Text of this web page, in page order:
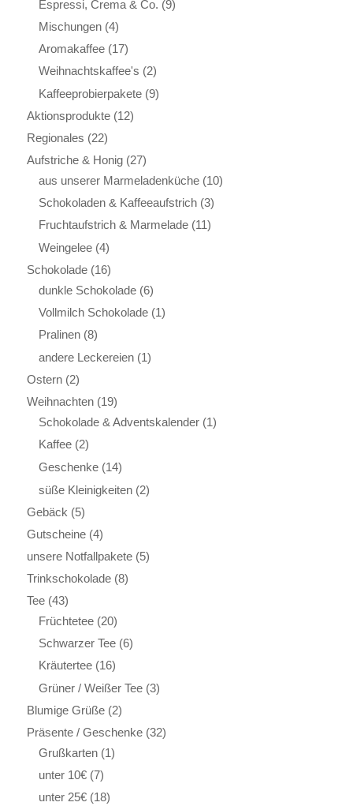
Espressi, Crema & Co. (9)
Mischungen (4)
Aromakaffee (17)
Weihnachtskaffee's (2)
Kaffeeprobierpakete (9)
Aktionsprodukte (12)
Regionales (22)
Aufstriche & Honig (27)
aus unserer Marmeladenküche (10)
Schokoladen & Kaffeeaufstrich (3)
Fruchtaufstrich & Marmelade (11)
Weingelee (4)
Schokolade (16)
dunkle Schokolade (6)
Vollmilch Schokolade (1)
Pralinen (8)
andere Leckereien (1)
Ostern (2)
Weihnachten (19)
Schokolade & Adventskalender (1)
Kaffee (2)
Geschenke (14)
süße Kleinigkeiten (2)
Gebäck (5)
Gutscheine (4)
unsere Notfallpakete (5)
Trinkschokolade (8)
Tee (43)
Früchtetee (20)
Schwarzer Tee (6)
Kräutertee (16)
Grüner / Weißer Tee (3)
Blumige Grüße (2)
Präsente / Geschenke (32)
Grußkarten (1)
unter 10€ (7)
unter 25€ (18)